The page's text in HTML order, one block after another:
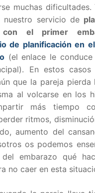
muchas dificultades.
nuestro servicio de
con el primer
de planificación en
(el enlace le conduce
En estos casos
que la pareja pierda
al volcarse en los
más tiempo
ritmos,
aumento del
os podemos
embarazo qué
no caer en esta